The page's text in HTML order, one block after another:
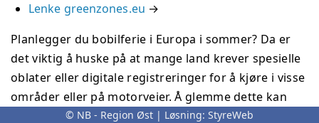
Lenke greenzones.eu →
Planlegger du bobilferie i Europa i sommer? Da er
det viktig å huske på at mange land krever spesielle
oblater eller digitale registreringer for å kjøre i visse
områder eller på motorveier. Å glemme dette kan
resultere i store bøter og unødvendig stress.
© NB - Region Øst | Løsning: StyreWeb